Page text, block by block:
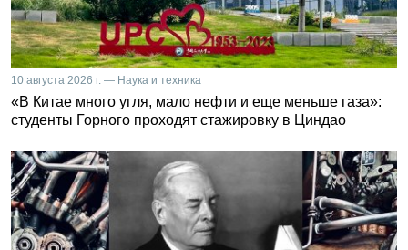
10 августа 2026 г. — Наука и техника
«В Китае много угля, мало нефти и еще меньше газа»:
студенты Горного проходят стажировку в Циндао